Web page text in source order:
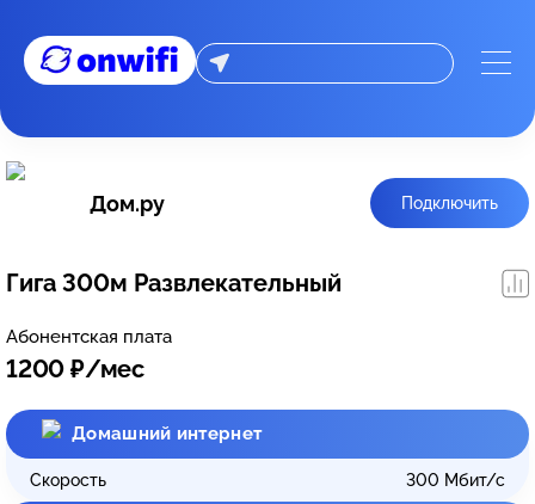
Дом.ру Подключить
Гига 300м Развлекательный
Абонентская плата
1200 ₽/мес
Домашний интернет
Скорость 300 Мбит/с